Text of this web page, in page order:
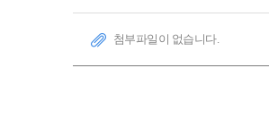
첨부파일이 없습니다.